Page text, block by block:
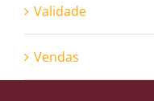
Validade
Vendas